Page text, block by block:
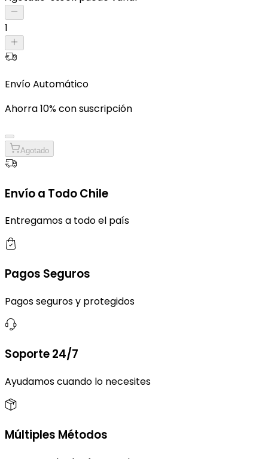
1
Envío Automático
Ahorra 10% con suscripción
Agotado
Envío a Todo Chile
Entregamos a todo el país
Pagos Seguros
Pagos seguros y protegidos
Soporte 24/7
Ayudamos cuando lo necesites
Múltiples Métodos